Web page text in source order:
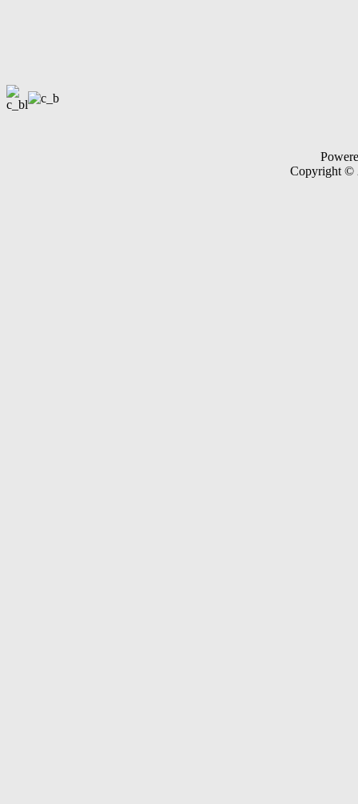
Copyright ©